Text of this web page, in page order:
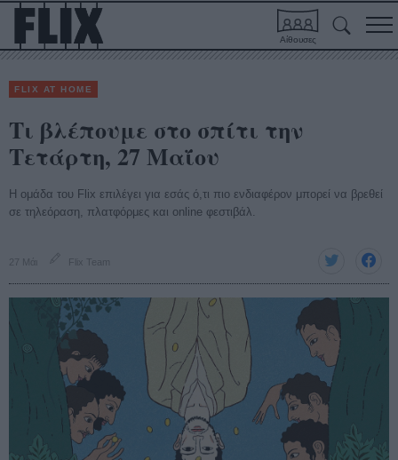
Αίθουσες
FLIX AT HOME
Τι βλέπουμε στο σπίτι την
Τετάρτη, 27 Μαΐου
Η ομάδα του Flix επιλέγει για εσάς ό,τι πιο ενδιαφέρον μπορεί να βρεθεί
σε τηλεόραση, πλατφόρμες και online φεστιβάλ.
27 Μάι Flix Team